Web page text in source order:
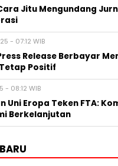
Jitu Mengundang
- 07:12 WIB
Release Berbayar
Positif
- 08:12 WIB
Uni Eropa Teken FTA:
Berkelanjutan